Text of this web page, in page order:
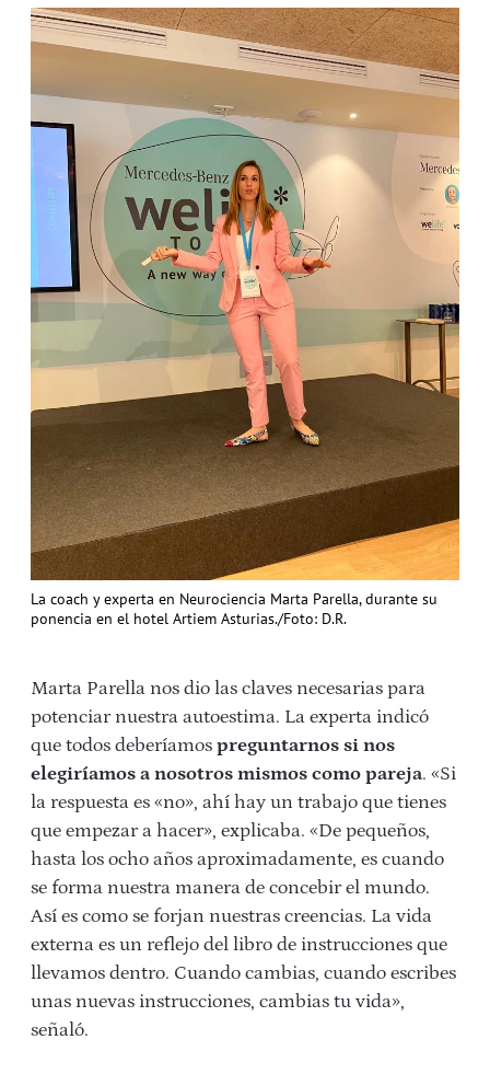
La coach y experta en Neurociencia Marta Parella, durante su
ponencia en el hotel Artiem Asturias./Foto: D.R.
Marta Parella nos dio las claves necesarias para
potenciar nuestra autoestima. La experta indicó
que todos deberíamos preguntarnos si nos
elegiríamos a nosotros mismos como pareja. «Si
la respuesta es «no», ahí hay un trabajo que tienes
que empezar a hacer», explicaba. «De pequeños,
hasta los ocho años aproximadamente, es cuando
se forma nuestra manera de concebir el mundo.
Así es como se forjan nuestras creencias. La vida
externa es un reflejo del libro de instrucciones que
llevamos dentro. Cuando cambias, cuando escribes
unas nuevas instrucciones, cambias tu vida»,
señaló.